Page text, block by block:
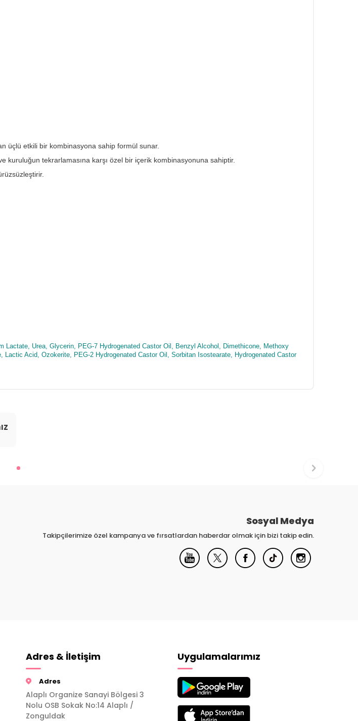
üçlü etkili bir kombinasyona sahip formül sunar.
tekrarlamasına karşı özel bir içerik kombinasyonuna sahiptir.
Urea, Glycerin, PEG-7 Hydrogenated Castor Oil, Benzyl Alcohol, Dimethicone, Methoxy
Acid, Ozokerite, PEG-2 Hydrogenated Castor Oil, Sorbitan Isostearate, Hydrogenated Castor
Sosyal Medya
Takipçilerimize özel kampanya ve fırsatlardan haberdar olmak için bizi takip edin.
Adres & İletişim
Adres
Alaplı Organize Sanayi Bölgesi 3
Nolu OSB Sokak No:14 Alaplı /
Zonguldak
Uygulamalarımız